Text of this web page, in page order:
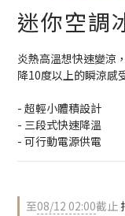
迷你空調
炎熱高溫想快速變涼
降10度以上的瞬涼感
- 超輕小體積設計
- 三段式快速降溫
- 可行動電源供電
至08/12 02:00截止